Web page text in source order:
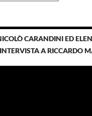
CARANDINI ED
A RICCARDO